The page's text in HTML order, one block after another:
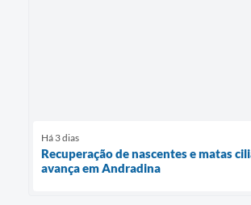
Há 3 dias
Recuperação de nascentes e matas
avança em Andradina